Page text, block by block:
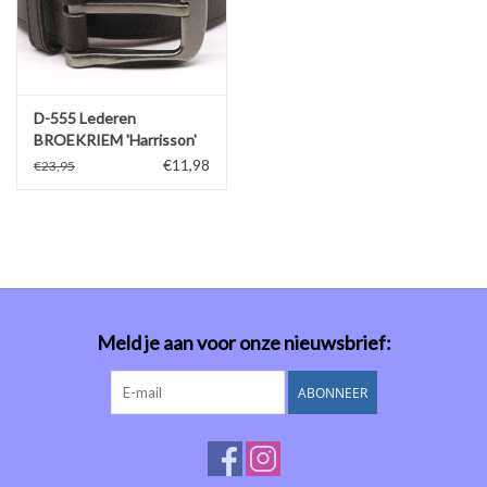
D-555 Lederen
BROEKRIEM 'Harrisson'
bruin
€23,95 €11,98
Meld je aan voor onze nieuwsbrief:
ABONNEER